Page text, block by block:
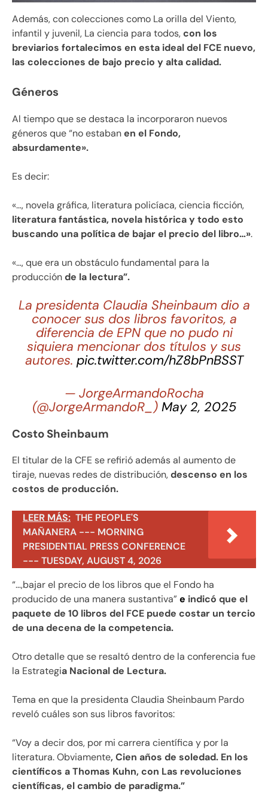
Además, con colecciones como La orilla del Viento,
infantil y juvenil, La ciencia para todos,con los
breviarios fortalecimos en esta ideal del FCE nuevo,
las colecciones de bajo precio y alta calidad.
Géneros
Al tiempo que se destaca la incorporaron nuevos
géneros que “no estabanen el Fondo,
absurdamente».
Es decir:
«…, novela gráfica, literatura policíaca, ciencia ficción,
literatura fantástica, novela histórica y todo esto
buscando una política de bajar el precio del libro…».
«…, que era un obstáculo fundamental para la
producciónde la lectura”.
La presidenta Claudia Sheinbaum dio a
conocer sus dos libros favoritos, a
diferencia de EPN que no pudo ni
siquiera mencionar dos títulos y sus
autores. pic.twitter.com/hZ8bPnBSST
— JorgeArmandoRocha
(@JorgeArmandoR_) May 2, 2025
Costo Sheinbaum
El titular de la CFE se refirió además al aumento de
tiraje, nuevas redes de distribución,descenso en los
costos de producción.
LEER MÁS: THE PEOPLE'S
MAÑANERA --- MORNING
PRESIDENTIAL PRESS CONFERENCE
--- TUESDAY, AUGUST 4, 2026
“…,bajar el precio de los libros que el Fondo ha
producido de una manera sustantiva” e indicó que el
paquete de 10 libros del FCE puede costar un tercio
de una decena de la competencia.
Otro detalle que se resaltó dentro de la conferencia fue
la Estrategia Nacional de Lectura.
Tema en que la presidenta Claudia Sheinbaum Pardo
reveló cuáles son sus libros favoritos:
“Voy a decir dos, por mi carrera científica y por la
literatura. Obviamente, Cien años de soledad. En los
científicos a Thomas Kuhn, con Las revoluciones
científicas, el cambio de paradigma.”